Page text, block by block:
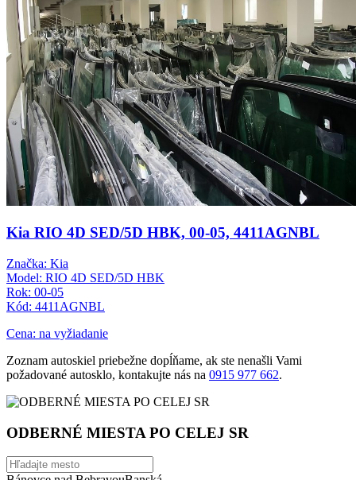
Kia RIO 4D SED/5D HBK, 00-05, 4411AGNBL
Značka: Kia
Model: RIO 4D SED/5D HBK
Rok: 00-05
Kód: 4411AGNBL
Cena: na vyžiadanie
Zoznam autoskiel priebežne dopĺňame, ak ste nenašli Vami
požadované autosklo, kontakujte nás na 0915 977 662.
ODBERNÉ MIESTA PO CELEJ SR